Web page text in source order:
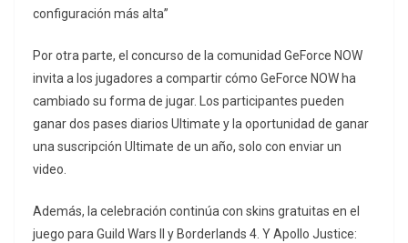
configuración más alta”
Por otra parte, el concurso de la comunidad GeForce NOW
invita a los jugadores a compartir cómo GeForce NOW ha
cambiado su forma de jugar. Los participantes pueden
ganar dos pases diarios Ultimate y la oportunidad de ganar
una suscripción Ultimate de un año, solo con enviar un
video.
Además, la celebración continúa con skins gratuitas en el
juego para Guild Wars II y Borderlands 4. Y Apollo Justice: